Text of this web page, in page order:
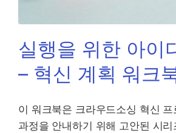
실행을 위한 아이
– 혁신 계획 워크
이 워크북은 크라우드소싱 혁신
과정을 안내하기 위해 고안된 시